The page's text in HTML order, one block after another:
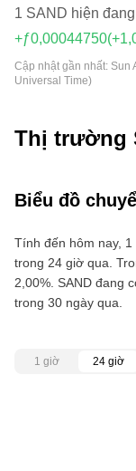
1 SAND hiện
+ƒ0,00044750
Cập nhật gần nhất: Sun
Universal Time)
Thị trường
Biểu đồ
Tính đến hôm nay, 1
trong 24 giờ qua.
2,00%. SAND đang
trong 30 ngày qua.
1 giờ 24 giờ